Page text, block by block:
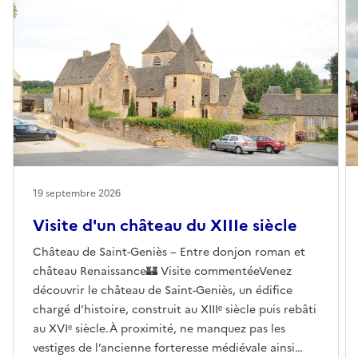
Visite d'un château du XIIIe siècle
Château de Saint-Geniès – Entre donjon roman et
château Renaissance🏰 Visite commentéeVenez
découvrir le château de Saint-Geniès, un édifice
chargé d’histoire, construit au XIIIᵉ siècle puis rebâti
au XVIᵉ siècle.À proximité, ne manquez pas les
vestiges de l’ancienne forteresse médiévale ainsi
19 septembre 2026